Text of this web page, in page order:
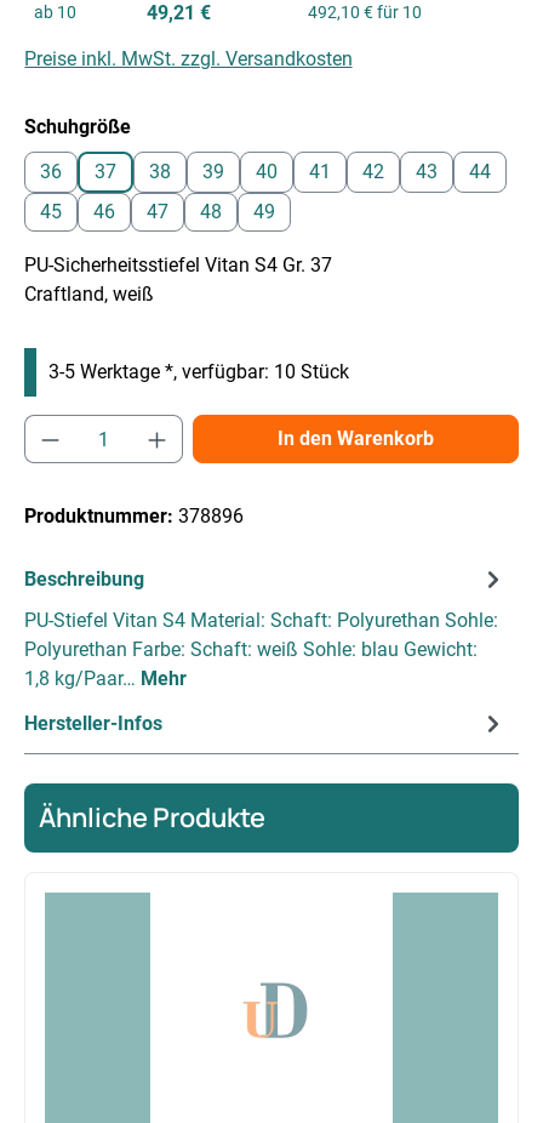
ab 10 49,21 € 492,10 € für 10
Preise inkl. MwSt. zzgl. Versandkosten
Schuhgrößeauswählen
36
37 38 39 40 41 42 43
44
45
46 47 48 49
PU-Sicherheitsstiefel Vitan S4 Gr. 37
Craftland, weiß
3-5 Werktage *, verfügbar: 10 Stück
Produkt Anzahl: Gib den gewünschten
In den Warenkorb
Produktnummer: 378896
Beschreibung
PU-Stiefel Vitan S4 Material: Schaft: Polyurethan Sohle:
Polyurethan Farbe: Schaft: weiß Sohle: blau Gewicht:
1,8 kg/Paar… Mehr
Hersteller-Infos
Ähnliche Produkte